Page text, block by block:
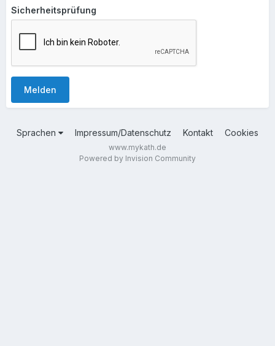
Sicherheitsprüfung
Melden
Sprachen Impressum/Datenschutz Kontakt Cookies
www.mykath.de
Powered by Invision Community